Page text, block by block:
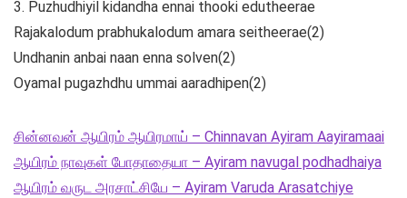
3. Puzhudhiyil kidandha ennai thooki edutheerae
Rajakalodum prabhukalodum amara seitheerae(2)
Undhanin anbai naan enna solven(2)
Oyamal pugazhdhu ummai aaradhipen(2)
சின்னவன் ஆயிரம் ஆயிரமாய் – Chinnavan Ayiram Aayiramaai
ஆயிரம் நாவுகள் போதாதையா – Ayiram navugal podhadhaiya
ஆயிரம் வருட அரசாட்சியே – Ayiram Varuda Arasatchiye